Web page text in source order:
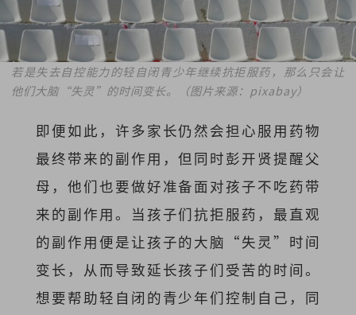
若是失去自控能力的轻自闭青少年继续抗拒服药，那么只会让
他们大脑“失灵”的时间变长。（图片来源：pixabay）
即便如此，许多家长仍然会担心服用药物
最终带来的副作用，但同时彭开贤提醒父
母，他们也要做好准备面对孩子不吃药带
来的副作用。当孩子们抗拒服药，最直观
的副作用便是让孩子的大脑“失灵”时间
变长，从而导致延长孩子们受苦的时间。
想要帮助轻自闭的青少年们控制自己，同